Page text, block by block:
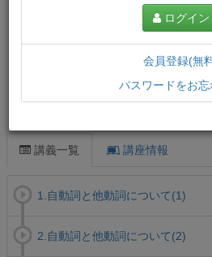
講義一覧 講座情報
1.自動詞と他動詞について(1)
2.自動詞と他動詞について(2)
ログイン
会員登録(無
パスワードをお